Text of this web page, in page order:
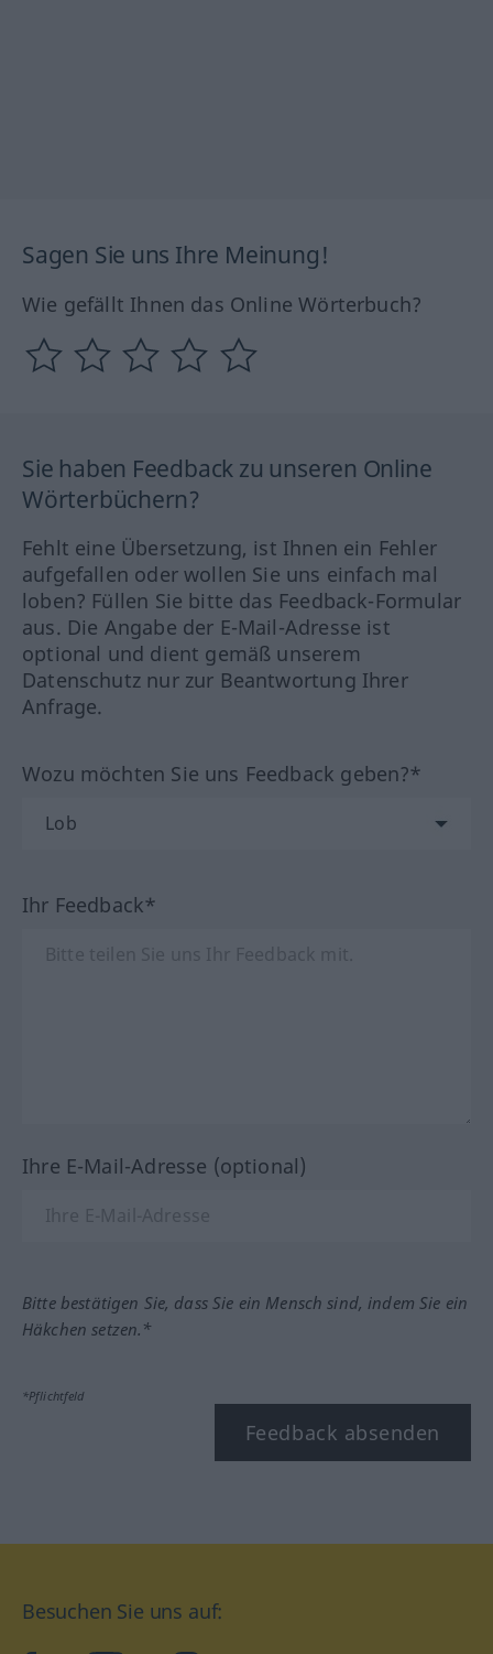
Sagen Sie uns Ihre Meinung!
Wie gefällt Ihnen das Online Wörterbuch?
Sie haben Feedback zu unseren Online
Wörterbüchern?
Fehlt eine Übersetzung, ist Ihnen ein Fehler
aufgefallen oder wollen Sie uns einfach mal
loben? Füllen Sie bitte das Feedback-Formular
aus. Die Angabe der E-Mail-Adresse ist
optional und dient gemäß unserem
Datenschutz nur zur Beantwortung Ihrer
Anfrage.
Wozu möchten Sie uns Feedback geben?*
Ihr Feedback*
Ihre E-Mail-Adresse (optional)
Bitte bestätigen Sie, dass Sie ein Mensch sind, indem Sie ein
Häkchen setzen.*
*Pflichtfeld
Feedback absenden
Besuchen Sie uns auf: